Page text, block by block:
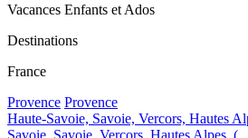
Vacances Enfants et Ados
Destinations
France
Provence Provence
Haute-Savoie, Savoie, Vercors, Hautes